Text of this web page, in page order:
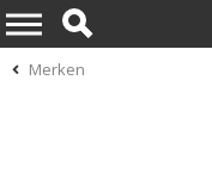
Merken